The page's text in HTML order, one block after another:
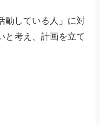
動している人」に対
と考え、計画を立て